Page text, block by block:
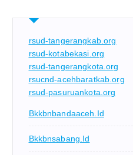
rsud-tangerangkab.org
rsud-kotabekasi.org
rsud-tangerangkota.org
rsucnd-acehbaratkab.org
rsud-pasuruankota.org
Bkkbnbandaaceh.id
Bkkbnsabang.id